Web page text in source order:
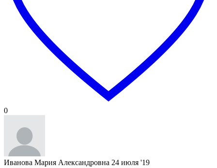
0
Иванова Мария Александровна 24 июля '19